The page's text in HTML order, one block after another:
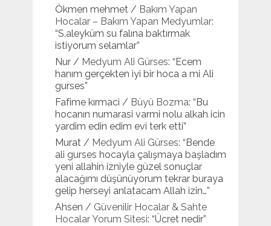
Ökmen mehmet/ Bakım Yapan
Hocalar – Bakım Yapan Medyumlar:
“S.aleyküm su falına baktırmak
istiyorum selamlar”
Nur/ Medyum Ali Gürses: “ Ecem
hanım gerçekten iyi bir hoca a mi Ali
gurses”
Fafime kırmaci / Büyü Bozma: “ Bu
hocanın numarasi varmi nolu alkah icin
yardim edin edim evi terk etti”
Murat/ Medyum Ali Gürses: “ Bende
ali gurses hocayla çalışmaya başladım
yeni allahin izniyle güzel sonuçlar
alacağımı düşünüyorum tekrar buraya
gelip herseyi anlatacam Allah izin…”
Ahsen / Güvenilir Hocalar & Sahte
Hocalar Yorum Sitesi: “Ücret nedir”